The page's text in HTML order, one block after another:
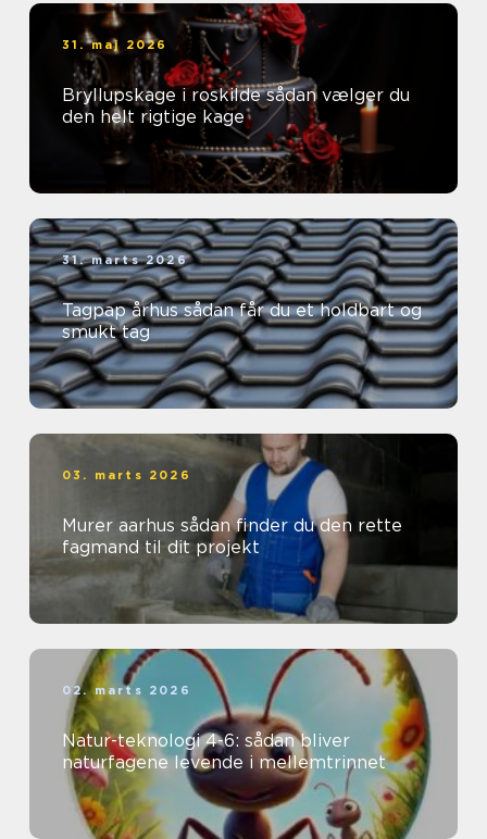
31. maj 2026
Bryllupskage i roskilde sådan vælger du
den helt rigtige kage
31. marts 2026
Tagpap århus sådan får du et holdbart og
smukt tag
03. marts 2026
Murer aarhus sådan finder du den rette
fagmand til dit projekt
02. marts 2026
Natur-teknologi 4-6: sådan bliver
naturfagene levende i mellemtrinnet